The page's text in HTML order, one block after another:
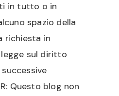
in tutto o in
spazio della
richiesta in
sul diritto
successive
Questo blog non